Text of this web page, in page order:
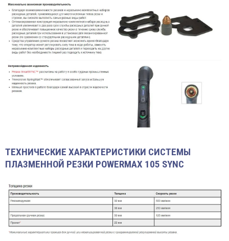
ТЕХНИЧЕСКИЕ ХАРАКТЕРИСТИКИ СИСТЕМЫ
ПЛАЗМЕННОЙ РЕЗКИ POWERMAX 105 SYNC